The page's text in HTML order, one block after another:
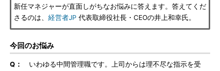
新任マネジャーが直面しがちなお悩みに答えます。答えてくだ
さるのは、 経営者JP 代表取締役社長・CEOの井上和幸氏。
今回のお悩み
Q：
いわゆる中間管理職です。上司からは理不尽な指示を受